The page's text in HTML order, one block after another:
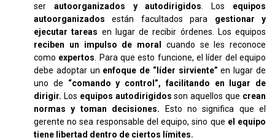
ser autoorganizados y autodirigidos . Los equipos
autoorganizados están facultados para gestionar y
ejecutar tareas en lugar de recibir órdenes. Los equipos
reciben un impulso de moral
cuando se les reconoce
como expertos . Para que esto funcione, el líder del equipo
debe adoptar un enfoque de “líder sirviente” en lugar de
uno de “comando y control”, facilitando en lugar de
dirigir. Los equipos autodirigidos son aquellos que crean
normas y toman decisiones. Esto no significa que el
gerente no sea responsable del equipo, sino que el equipo
tiene libertad dentro de ciertos límites.